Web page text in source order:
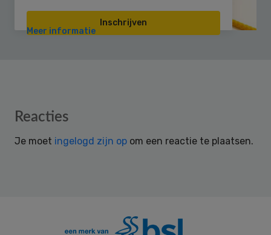
Inschrijven
Meer informatie
Reader
Reacties
Je moet ingelogd zijn op om een reactie te plaatsen.